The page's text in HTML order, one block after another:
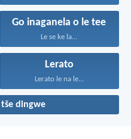
Go inaganela o le tee
Le se ke la...
Lerato
Lerato le na le...
dingwe